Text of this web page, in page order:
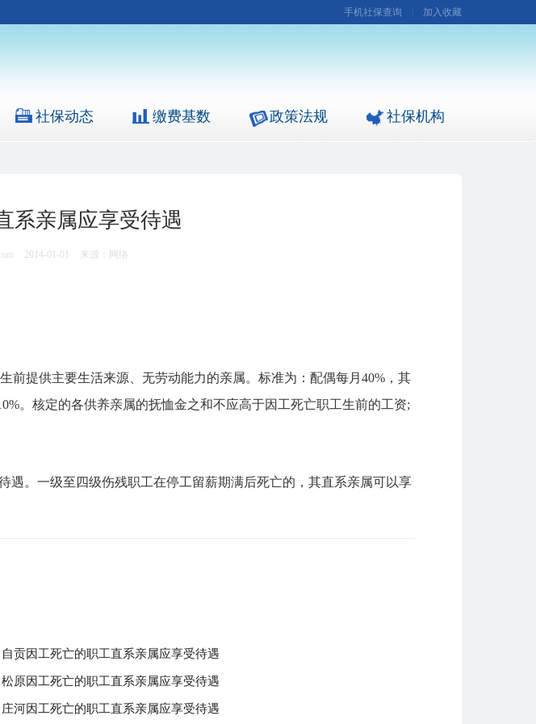
手机社保查询 加入收藏
社保动态 缴费基数 政策法规 社保机构
系亲属应享受待遇
2014-01-01 来源：网络
供主要生活来源、无劳动能力的亲属。标准为：配偶每月40%，其
。核定的各供养亲属的抚恤金之和不应高于因工死亡职工生前的工资;
。一级至四级伤残职工在停工留薪期满后死亡的，其直系亲属可以享
自贡因工死亡的职工直系亲属应享受待遇
松原因工死亡的职工直系亲属应享受待遇
庄河因工死亡的职工直系亲属应享受待遇